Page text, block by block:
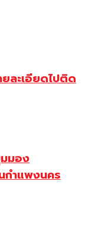
ละเอียดไปติด
มอง
กำแพงนคร